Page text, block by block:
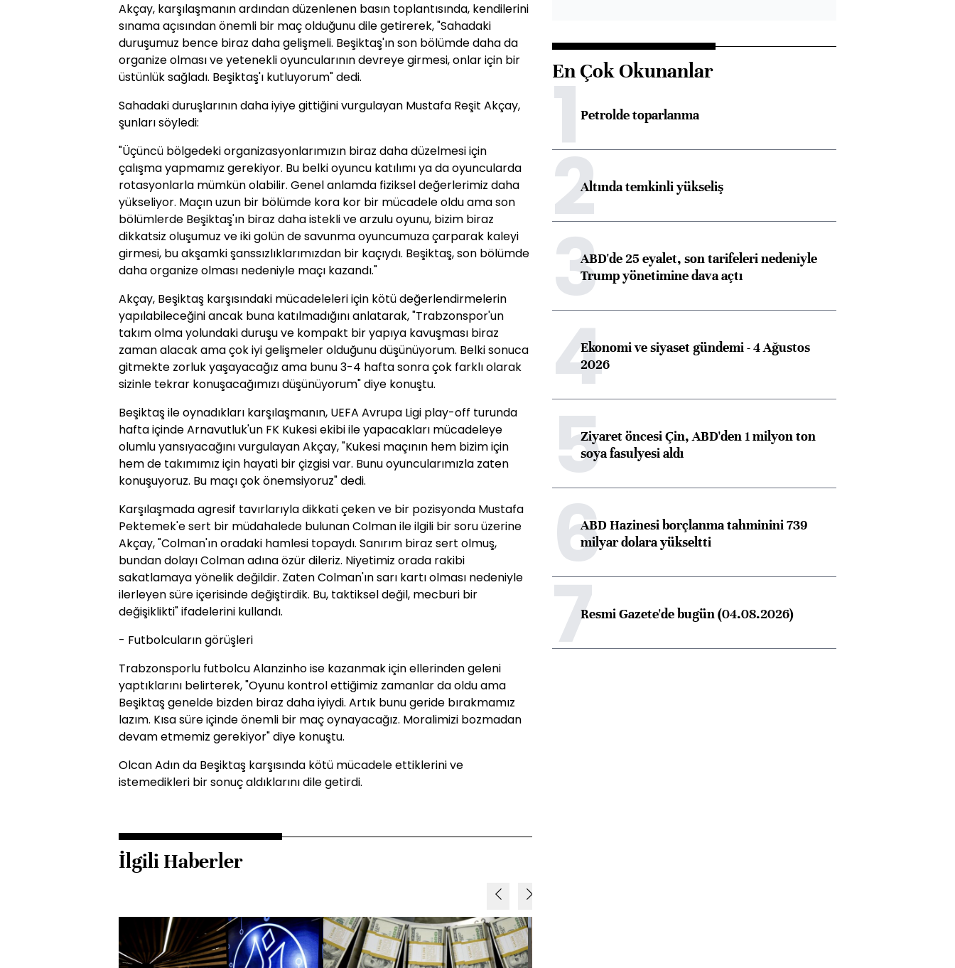
Akçay, karşılaşmanın ardından düzenlenen basın toplantısında, kendilerini
sınama açısından önemli bir maç olduğunu dile getirerek, "Sahadaki
duruşumuz bence biraz daha gelişmeli. Beşiktaş'ın son bölümde daha da
organize olması ve yetenekli oyuncularının devreye girmesi, onlar için bir
üstünlük sağladı. Beşiktaş'ı kutluyorum" dedi.
Sahadaki duruşlarının daha iyiye gittiğini vurgulayan Mustafa Reşit Akçay,
şunları söyledi:
"Üçüncü bölgedeki organizasyonlarımızın biraz daha düzelmesi için
çalışma yapmamız gerekiyor. Bu belki oyuncu katılımı ya da oyuncularda
rotasyonlarla mümkün olabilir. Genel anlamda fiziksel değerlerimiz daha
yükseliyor. Maçın uzun bir bölümde kora kor bir mücadele oldu ama son
bölümlerde Beşiktaş'ın biraz daha istekli ve arzulu oyunu, bizim biraz
dikkatsiz oluşumuz ve iki golün de savunma oyuncumuza çarparak kaleyi
girmesi, bu akşamki şanssızlıklarımızdan bir kaçıydı. Beşiktaş, son bölümde
daha organize olması nedeniyle maçı kazandı."
Akçay, Beşiktaş karşısındaki mücadeleleri için kötü değerlendirmelerin
yapılabileceğini ancak buna katılmadığını anlatarak, "Trabzonspor'un
takım olma yolundaki duruşu ve kompakt bir yapıya kavuşması biraz
zaman alacak ama çok iyi gelişmeler olduğunu düşünüyorum. Belki sonuca
gitmekte zorluk yaşayacağız ama bunu 3-4 hafta sonra çok farklı olarak
sizinle tekrar konuşacağımızı düşünüyorum" diye konuştu.
Beşiktaş ile oynadıkları karşılaşmanın, UEFA Avrupa Ligi play-off turunda
hafta içinde Arnavutluk'un FK Kukesi ekibi ile yapacakları mücadeleye
olumlu yansıyacağını vurgulayan Akçay, "Kukesi maçının hem bizim için
hem de takımımız için hayati bir çizgisi var. Bunu oyuncularımızla zaten
konuşuyoruz. Bu maçı çok önemsiyoruz" dedi.
Karşılaşmada agresif tavırlarıyla dikkati çeken ve bir pozisyonda Mustafa
Pektemek'e sert bir müdahalede bulunan Colman ile ilgili bir soru üzerine
Akçay, "Colman'ın oradaki hamlesi topaydı. Sanırım biraz sert olmuş,
bundan dolayı Colman adına özür dileriz. Niyetimiz orada rakibi
sakatlamaya yönelik değildir. Zaten Colman'ın sarı kartı olması nedeniyle
ilerleyen süre içerisinde değiştirdik. Bu, taktiksel değil, mecburi bir
değişiklikti" ifadelerini kullandı.
- Futbolcuların görüşleri
Trabzonsporlu futbolcu Alanzinho ise kazanmak için ellerinden geleni
yaptıklarını belirterek, "Oyunu kontrol ettiğimiz zamanlar da oldu ama
Beşiktaş genelde bizden biraz daha iyiydi. Artık bunu geride bırakmamız
lazım. Kısa süre içinde önemli bir maç oynayacağız. Moralimizi bozmadan
devam etmemiz gerekiyor" diye konuştu.
Olcan Adın da Beşiktaş karşısında kötü mücadele ettiklerini ve
istemedikleri bir sonuç aldıklarını dile getirdi.
İlgili Haberler
En Çok Okunanlar
1Petrolde toparlanma
2Altında temkinli yükseliş
3ABD'de 25 eyalet, son tarifeleri nedeniyle
Trump yönetimine dava açtı
4Ekonomi ve siyaset gündemi - 4 Ağustos
2026
5Ziyaret öncesi Çin, ABD'den 1 milyon ton
soya fasulyesi aldı
6ABD Hazinesi borçlanma tahminini 739
milyar dolara yükseltti
7Resmi Gazete'de bugün (04.08.2026)